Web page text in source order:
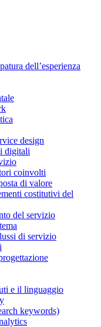
dell’esperienza
design
digitali
coinvolti
di valore
costitutivi del
del servizio
di servizio
e il linguaggio
keywords)